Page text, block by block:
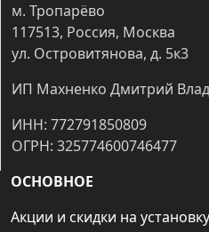
м. Тропарёво
117513, Россия, Москва
ул. Островитянова, д. 5к3
ИП Махненко Дмитрий
ИНН: 772791850809
ОГРН: 325774600746477
ОСНОВНОЕ
Акции и скидки на